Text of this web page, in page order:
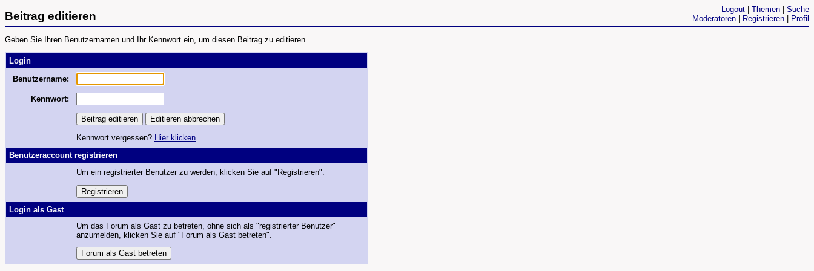
Beitrag editieren
Logout Themen
Suche
Moderatoren
Registrieren Profil
Geben Sie Ihren Benutzernamen und Ihr Kennwort ein, um diesen Beitrag zu editieren.
Login
Benutzername:
Kennwort:
Kennwort vergessen? Hier klicken
Benutzeraccount registrieren
Um ein registrierter Benutzer zu werden, klicken Sie auf "Registrieren".
Login als Gast
Um das Forum als Gast zu betreten, ohne sich als "registrierter Benutzer"
anzumelden, klicken Sie auf "Forum als Gast betreten".